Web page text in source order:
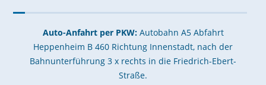
Auto-Anfahrt per PKW:Autobahn A5 Abfahrt
Heppenheim B 460 Richtung Innenstadt, nach der
Bahnunterführung 3 x rechts in die Friedrich-Ebert-
Straße.